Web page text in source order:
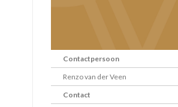
Contactpersoon
Renzo van der Veen
Contact